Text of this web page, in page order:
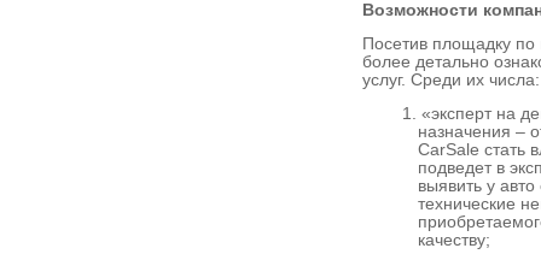
Возможности
Посетив площадку
более детально
услуг. Среди их числа:
«эксперт на
назначения –
CarSale стать
подведет в
выявить у
технические
качеству;